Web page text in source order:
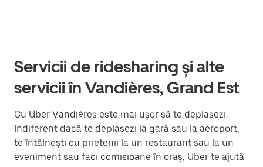
Servicii de ridesharing și alte
servicii în Vandières, Grand Est
Cu Uber Vandières este mai ușor să te deplasezi.
Indiferent dacă te deplasezi la gară sau la aeroport,
te întâlnești cu prietenii la un restaurant sau la un
eveniment sau faci comisioane în oraș, Uber te ajută